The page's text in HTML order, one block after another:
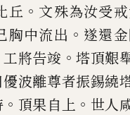
丘 。 文殊為汝受
胸中流出 。 遂還
工將告竣 。塔頂艱
優波離尊者振錫繞
。 頂果自上 。 世人